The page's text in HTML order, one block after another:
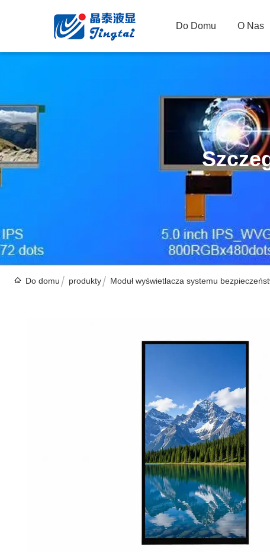
Do Domu O Nas
Do domu produkty Moduł wyświetlacza systemu